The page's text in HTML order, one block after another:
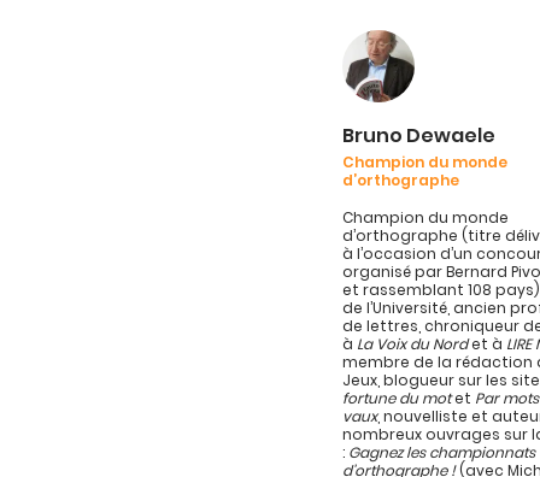
Bruno Dewaele
Champion du monde
d’orthographe
Champion du monde
d’orthographe (titre
à l’occasion d’un
organisé par Bernard
et rassemblant 108
de l’Université, ancien
de lettres, chroniqueur
à La Voix du Nordet à
membre de la rédaction
Jeux, blogueur sur les
fortune du motet Par
vaux, nouvelliste et
nombreux ouvrages sur
: Gagnez les championnats
d’orthographe !(avec